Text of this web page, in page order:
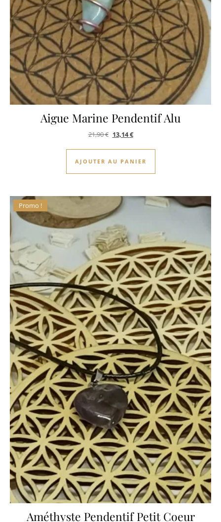
Aigue Marine Pendentif Alu
21,90€ Le prix initial était : 21,90 €.
13,14€Le prix actuel est : 13,14 €.
AJOUTER AU PANIER
Promo !
Améthyste Pendentif Petit Coeur